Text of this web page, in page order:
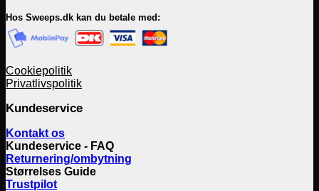
Hos Sweeps.dk kan du betale med:
Cookiepolitik
Privatlivspolitik
Kundeservice
Kontakt os
Kundeservice - FAQ
Returnering/ombytning
Størrelses Guide
Trustpilot